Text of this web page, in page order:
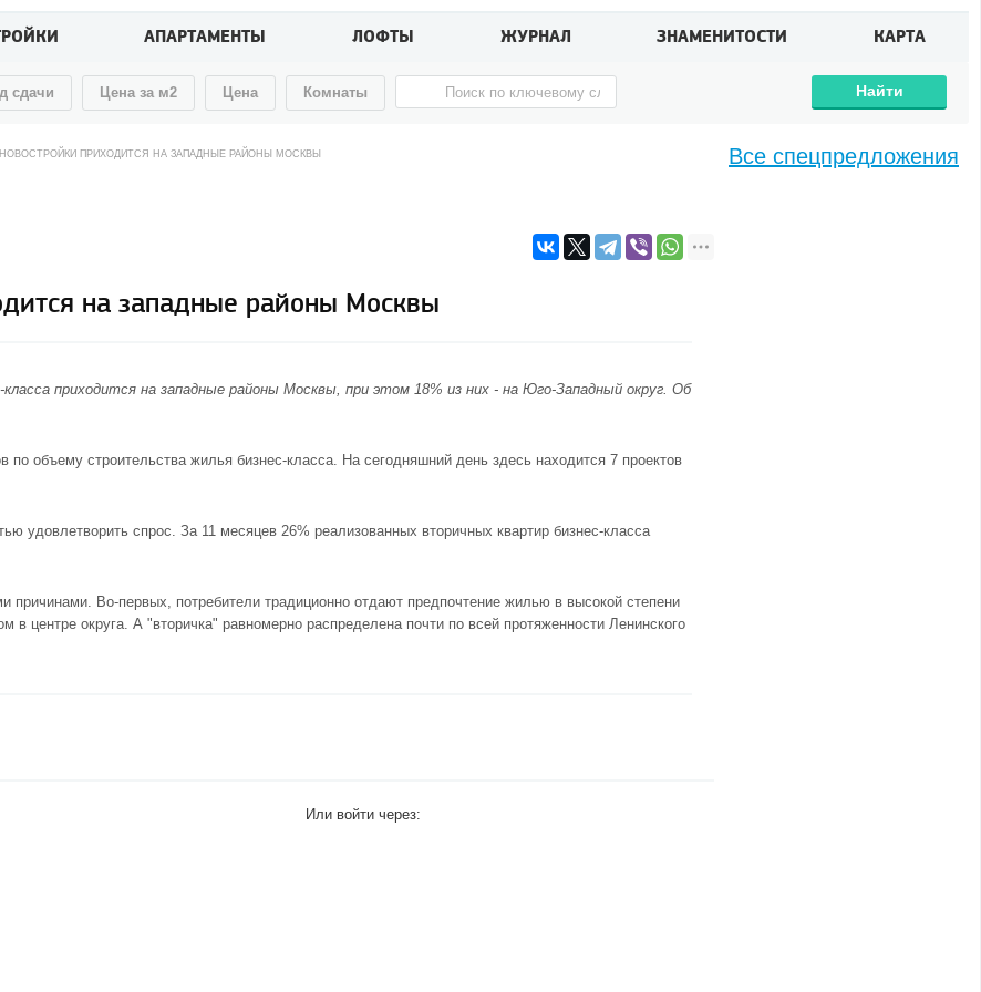
АПАРТАМЕНТЫ ЛОФТЫ ЖУРНАЛ ЗНАМЕНИТОСТИ КАРТА
сдачи Цена за м2 Цена Комнаты Найти
ПРИХОДИТСЯ НА ЗАПАДНЫЕ РАЙОНЫ МОСКВЫ
на западные районы Москвы
приходится на западные районы Москвы, при этом 18% из них - на Юго-Западный округ. Об
объему строительства жилья бизнес-класса. На сегодняшний день здесь находится 7 проектов
удовлетворить спрос. За 11 месяцев 26% реализованных вторичных квартир бизнес-класса
причинами. Во-первых, потребители традиционно отдают предпочтение жилью в высокой степени
в центре округа. А "вторичка" равномерно распределена почти по всей протяженности Ленинского
Или войти через:
Все спецпредложения